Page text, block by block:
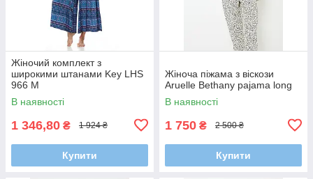
Жіночий комплект з
широкими штанами Key LHS
966 M
В наявності
1 346,80 ₴ 1 924 ₴
Купити
Жіноча піжама з віскози
Aruelle Bethany pajama long
В наявності
1 750 ₴ 2 500 ₴
Купити